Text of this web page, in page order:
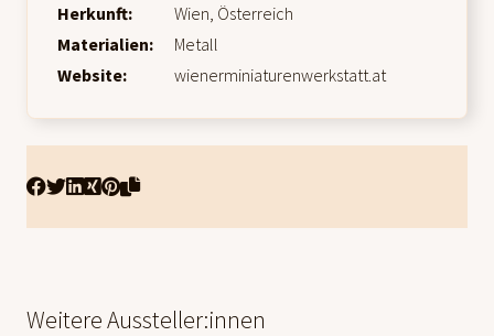
Herkunft:
Wien, Österreich
Materialien:
Metall
Website:
wienerminiaturenwerkstatt.at
Weitere Aussteller:innen